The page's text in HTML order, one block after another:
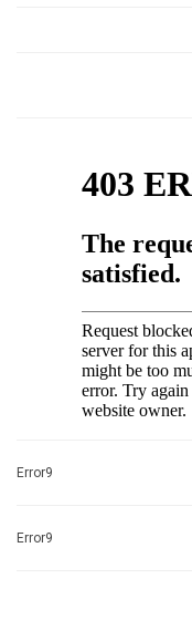
Error9
Error9